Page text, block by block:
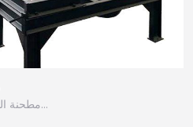
مطحنة الفحم الحجري المكدس هي جهاز لـ…